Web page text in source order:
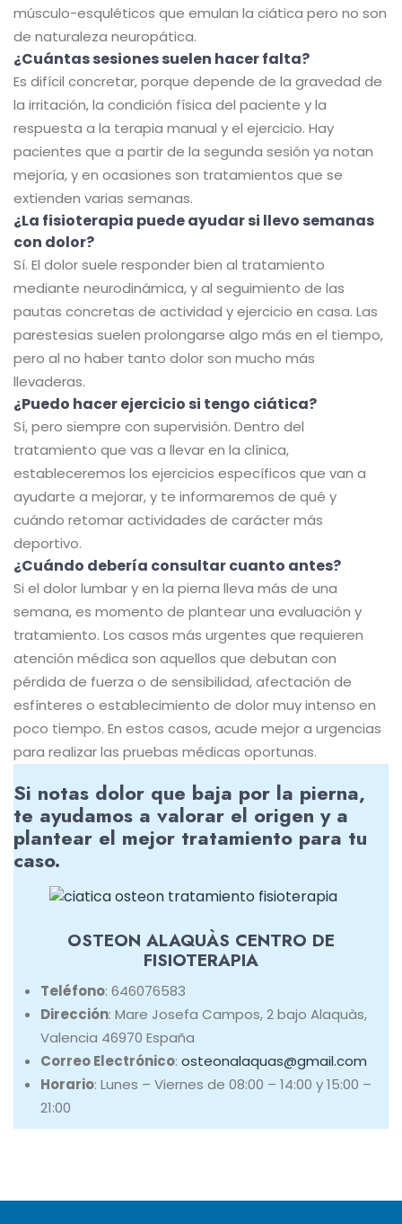
músculo-esquléticos que emulan la ciática pero no son
de naturaleza neuropática.
¿Cuántas sesiones suelen hacer falta?
Es difícil concretar, porque depende de la gravedad de
la irritación, la condición física del paciente y la
respuesta a la terapia manual y el ejercicio. Hay
pacientes que a partir de la segunda sesión ya notan
mejoría, y en ocasiones son tratamientos que se
extienden varias semanas.
¿La fisioterapia puede ayudar si llevo semanas
con dolor?
Sí. El dolor suele responder bien al tratamiento
mediante neurodinámica, y al seguimiento de las
pautas concretas de actividad y ejercicio en casa. Las
parestesias suelen prolongarse algo más en el tiempo,
pero al no haber tanto dolor son mucho más
llevaderas.
¿Puedo hacer ejercicio si tengo ciática?
Sí, pero siempre con supervisión. Dentro del
tratamiento que vas a llevar en la clínica,
estableceremos los ejercicios específicos que van a
ayudarte a mejorar, y te informaremos de qué y
cuándo retomar actividades de carácter más
deportivo.
¿Cuándo debería consultar cuanto antes?
Si el dolor lumbar y en la pierna lleva más de una
semana, es momento de plantear una evaluación y
tratamiento. Los casos más urgentes que requieren
atención médica son aquellos que debutan con
pérdida de fuerza o de sensibilidad, afectación de
esfínteres o establecimiento de dolor muy intenso en
poco tiempo. En estos casos, acude mejor a urgencias
para realizar las pruebas médicas oportunas.
Si notas dolor que baja por la pierna,
te ayudamos a valorar el origen y a
plantear el mejor tratamiento para tu
caso.
OSTEON ALAQUÀS CENTRO DE
FISIOTERAPIA
Teléfono: 646076583
Dirección: Mare Josefa Campos, 2 bajo Alaquàs,
Valencia 46970 España
Correo Electrónico: osteonalaquas@gmail.com
Horario: Lunes – Viernes de 08:00 – 14:00 y 15:00 –
21:00